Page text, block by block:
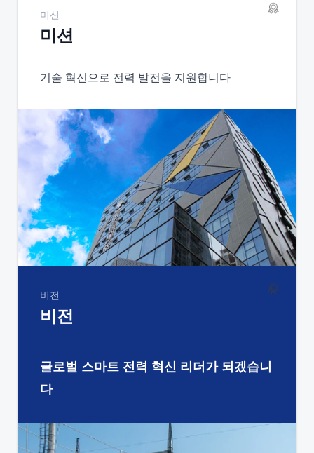
미션
미션
기술 혁신으로 전력 발전을 지원합니다
비전
비전
글로벌 스마트 전력 혁신 리더가 되겠습니
다